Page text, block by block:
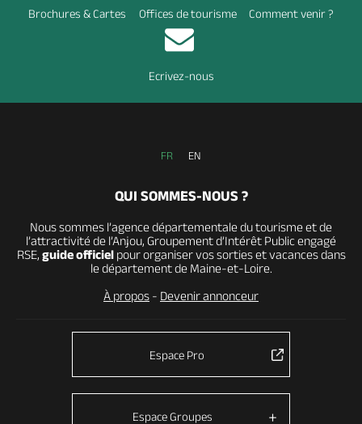
Brochures & Cartes Offices de tourisme Comment venir ?
Ecrivez-nous
FR EN
QUI SOMMES-NOUS ?
Nous sommes l’agence départementale du tourisme et de
l’attractivité de l’Anjou, Groupement d’Intérêt Public engagé
RSE, guide officielpour organiser vos sorties et vacances dans
le département de Maine-et-Loire.
À propos - Devenir annonceur
Espace Pro
Espace Groupes